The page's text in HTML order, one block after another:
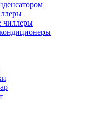
чиллеры